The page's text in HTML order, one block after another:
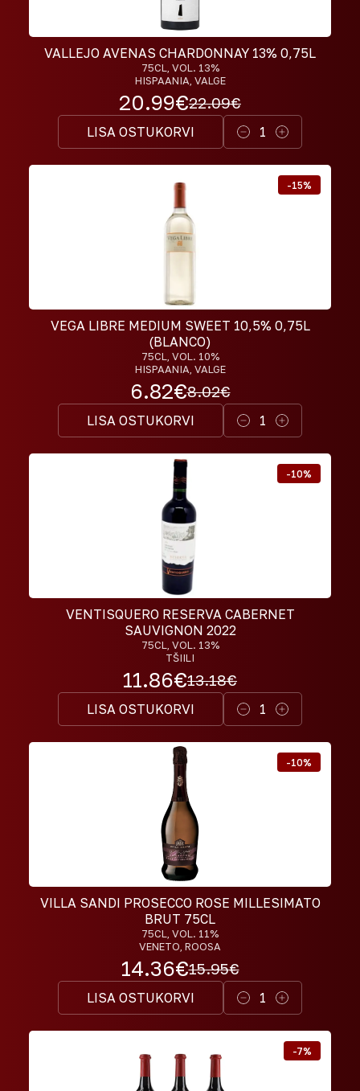
VALLEJO AVENAS CHARDONNAY 13% 0,75L
75CL
, VOL. 13%
HISPAANIA, VALGE
20.99€22.09€
LISA OSTUKORVI 1
-15%
VEGA LIBRE MEDIUM SWEET 10,5% 0,75L
(BLANCO)
75CL
, VOL. 10%
HISPAANIA, VALGE
6.82€8.02€
LISA OSTUKORVI 1
-10%
VENTISQUERO RESERVA CABERNET
SAUVIGNON 2022
75CL
, VOL. 13%
TŠIILI
11.86€13.18€
LISA OSTUKORVI 1
-10%
VILLA SANDI PROSECCO ROSE MILLESIMATO
BRUT 75CL
75CL
, VOL. 11%
VENETO, ROOSA
14.36€15.95€
LISA OSTUKORVI 1
-7%